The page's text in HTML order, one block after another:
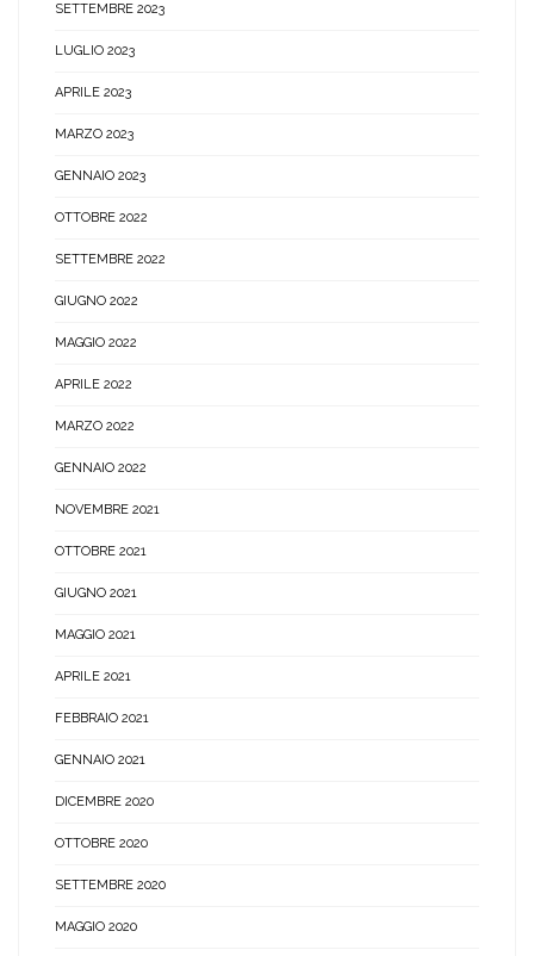
SETTEMBRE 2023
LUGLIO 2023
APRILE 2023
MARZO 2023
GENNAIO 2023
OTTOBRE 2022
SETTEMBRE 2022
GIUGNO 2022
MAGGIO 2022
APRILE 2022
MARZO 2022
GENNAIO 2022
NOVEMBRE 2021
OTTOBRE 2021
GIUGNO 2021
MAGGIO 2021
APRILE 2021
FEBBRAIO 2021
GENNAIO 2021
DICEMBRE 2020
OTTOBRE 2020
SETTEMBRE 2020
MAGGIO 2020